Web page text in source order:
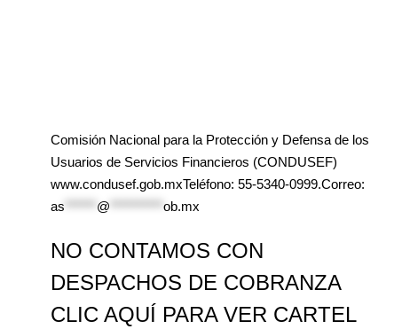
Comisión Nacional para la Protección y Defensa de los
Usuarios de Servicios Financieros (CONDUSEF)
www.condusef.gob.mxTeléfono: 55-5340-0999.Correo:
as
@ ob.mx
NO CONTAMOS CON
DESPACHOS DE COBRANZA
CLIC AQUÍ PARA VER CARTEL